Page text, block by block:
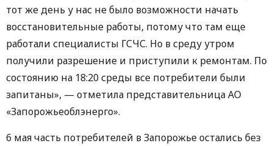
тот же день у нас не было возможности начать
восстановительные работы, потому что там еще
работали специалисты ГСЧС. Но в среду утром
получили разрешение и приступили к ремонтам. По
состоянию на 18:20 среды все потребители были
запитаны», — отметила представительница АО
«Запорожьеоблэнерго».
6 мая часть потребителей в Запорожье остались без